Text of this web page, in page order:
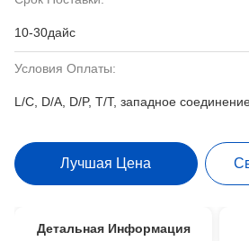
10-30дайс
Условия Оплаты:
L/C, D/A, D/P, T/T, западное
Лучшая Цена
Детальная Информация